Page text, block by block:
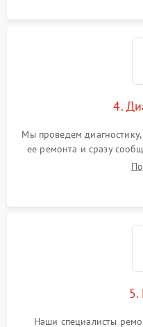
4.
Мы проведем
ее ремонта и сразу
5.
Наши специалисты